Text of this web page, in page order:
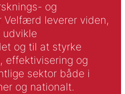
og
Velfærd leverer viden,
og til at styrke
effektivisering og
sektor både i
og nationalt.